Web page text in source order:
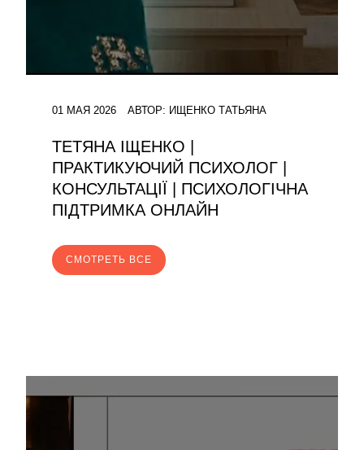
01 МАЯ 2026 АВТОР: ИЩЕНКО ТАТЬЯНА
ТЕТЯНА ІЩЕНКО |
ПРАКТИКУЮЧИЙ ПСИХОЛОГ |
КОНСУЛЬТАЦІЇ | ПСИХОЛОГІЧНА
ПІДТРИМКА ОНЛАЙН
CМОТРЕТЬ ВСЕ